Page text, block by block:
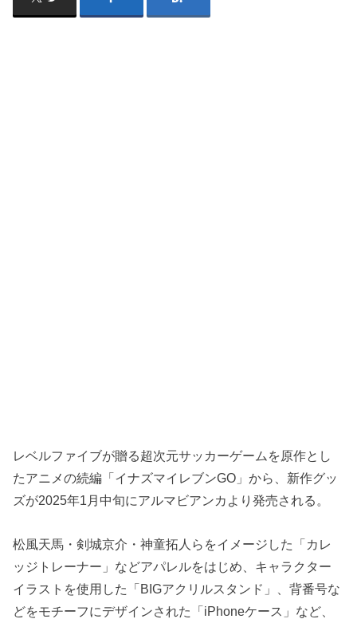
レベルファイブが贈る超次元サッカーゲームを原作とし
たアニメの続編「イナズマイレブンGO」から、新作グッ
ズが2025年1月中旬にアルマビアンカより発売される。
松風天馬・剣城京介・神童拓人らをイメージした「カレ
ッジトレーナー」などアパレルをはじめ、キャラクター
イラストを使用した「BIGアクリルスタンド」、背番号な
どをモチーフにデザインされた「iPhoneケース」など、